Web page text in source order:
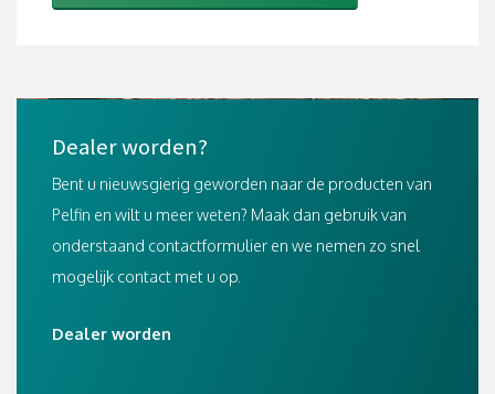
Dealer worden?
Bent u nieuwsgierig geworden naar de producten van
Pelfin en wilt u meer weten? Maak dan gebruik van
onderstaand contactformulier en we nemen zo snel
mogelijk contact met u op.
Dealer worden